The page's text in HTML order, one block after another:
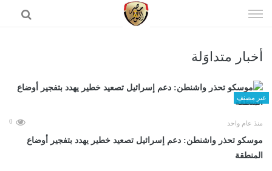
الى
أخبار متداوَلة
غير مصنف
منذ عام واحد 0
موسكو تحذر واشنطن: دعم إسرائيل تصعيد خطير يهدد بتفجير أوضاع
المنطقة